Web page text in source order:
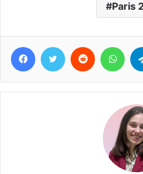
Paris
Facebook
Twitter Reddit